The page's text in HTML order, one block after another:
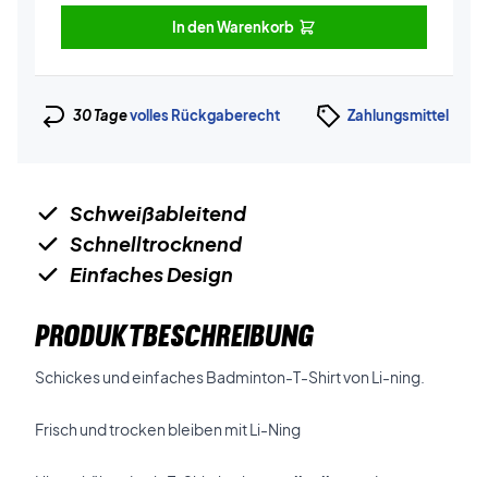
In den Warenkorb
30 Tagevolles Rückgaberecht Zahlungsmittel
Schweißableitend
Schnelltrocknend
Einfaches Design
PRODUKTBESCHREIBUNG
Schickes und einfaches Badminton-T-Shirt von Li-ning.
Frisch und trocken bleiben mit Li-Ning